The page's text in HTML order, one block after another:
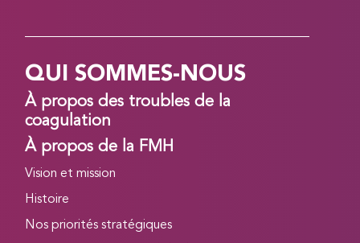
QUI SOMMES-NOUS
À propos des troubles de la
coagulation
À propos de la FMH
Vision et mission
Histoire
Nos priorités stratégiques